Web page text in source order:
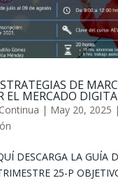
DE
EL MERCADO
| May 20, 2025 |
DESCARGA LA GUÍA
25-P